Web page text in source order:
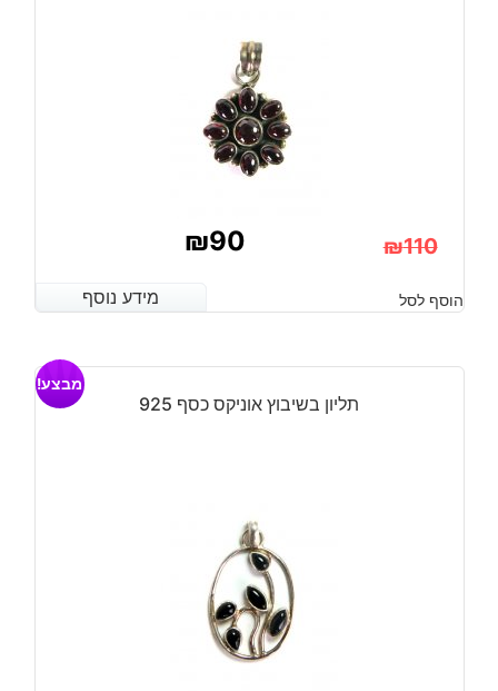
₪110
המקורי
היה:
₪90
הנוכחי
הוא:
מידע נוסף הוסף לסל מידע נוסף
תליון בשיבוץ אוניקס כסף 925
מבצע!